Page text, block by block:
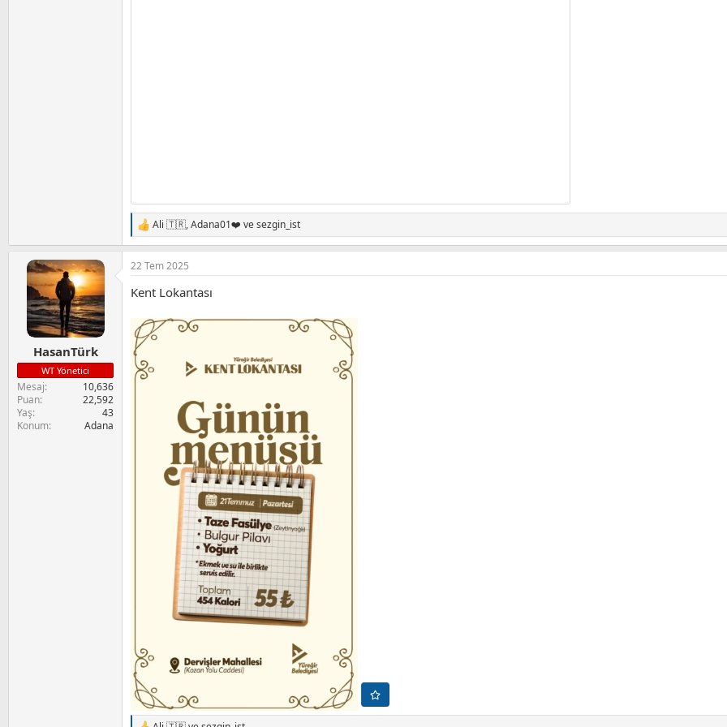
T
e
p
k
l
:
Ali 🇹🇷,Adana01❤️ vesezgin_ist
HasanTürk
WT Yönetici
Mesaj
10,636
Puan
22,592
Yaş
43
Konum
Adana
22 Tem 2025
Kent Lokantası